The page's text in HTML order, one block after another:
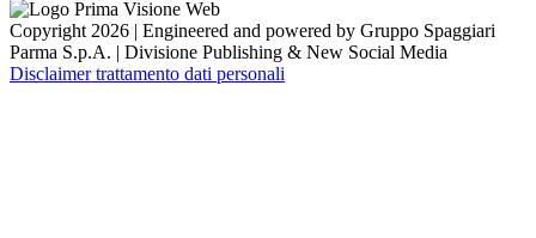
Copyright 2026 | Engineered and powered by Gruppo Spaggiari
Parma S.p.A. | Divisione Publishing & New Social Media
Disclaimer trattamento dati personali